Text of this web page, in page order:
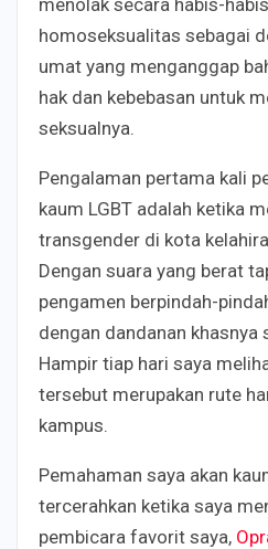
homoseksualitas sebagai
umat yang menganggap
hak dan kebebasan untuk
seksualnya.
Pengalaman pertama kali
kaum LGBT adalah ketika
transgender di kota
Dengan suara yang berat
pengamen berpindah-
dengan dandanan khasnya
Hampir tiap hari saya
tersebut merupakan rute
kampus.
Pemahaman saya akan
tercerahkan ketika saya
pembicara favorit saya,